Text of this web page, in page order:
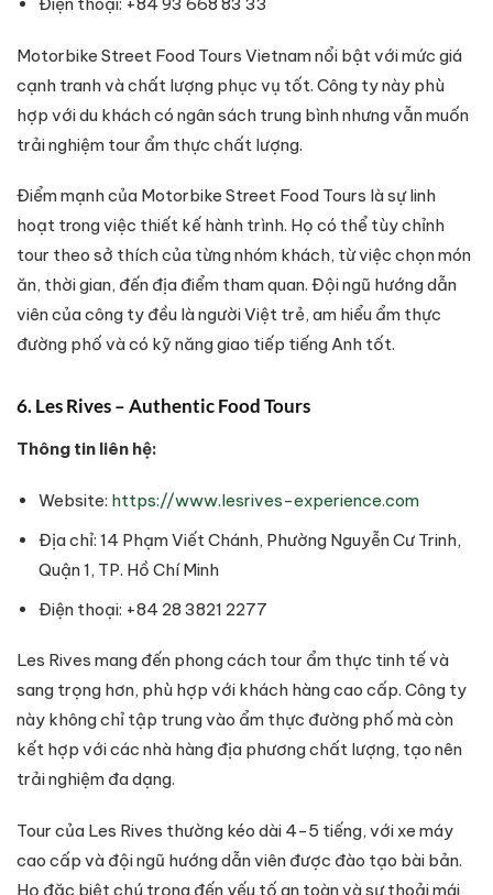
Motorbike Street Food Tours Vietnam nổi bật với mức giá
cạnh tranh và chất lượng phục vụ tốt. Công ty này phù
hợp với du khách có ngân sách trung bình nhưng vẫn muốn
trải nghiệm tour ẩm thực chất lượng.
Điểm mạnh của Motorbike Street Food Tours là sự linh
hoạt trong việc thiết kế hành trình. Họ có thể tùy chỉnh
tour theo sở thích của từng nhóm khách, từ việc chọn món
ăn, thời gian, đến địa điểm tham quan. Đội ngũ hướng dẫn
viên của công ty đều là người Việt trẻ, am hiểu ẩm thực
đường phố và có kỹ năng giao tiếp tiếng Anh tốt.
6. Les Rives – Authentic Food Tours
Thông tin liên hệ:
Website: https://www.lesrives-experience.com
Địa chỉ: 14 Phạm Viết Chánh, Phường Nguyễn Cư Trinh,
Quận 1, TP. Hồ Chí Minh
Điện thoại: +84 28 3821 2277
Les Rives mang đến phong cách tour ẩm thực tinh tế và
sang trọng hơn, phù hợp với khách hàng cao cấp. Công ty
này không chỉ tập trung vào ẩm thực đường phố mà còn
kết hợp với các nhà hàng địa phương chất lượng, tạo nên
trải nghiệm đa dạng.
Tour của Les Rives thường kéo dài 4-5 tiếng, với xe máy
cao cấp và đội ngũ hướng dẫn viên được đào tạo bài bản.
Họ đặc biệt chú trọng đến yếu tố an toàn và sự thoải mái